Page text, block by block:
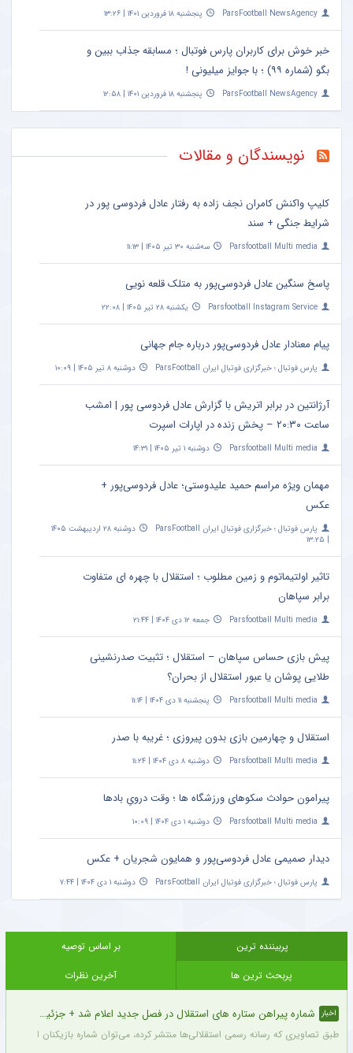
ParsFootball NewsAgency پنجشنبه ۱۸ فروردین ۱۴۰۱ | ۱۳:۲۶
خبر خوش برای کاربران پارس فوتبال ؛ مسابقه جذاب ببین و
بگو (شماره ۹۹) ؛ با جوایز میلیونی !
ParsFootball NewsAgency پنجشنبه ۱۸ فروردین ۱۴۰۱ | ۱۲:۵۸
نویسندگان و مقالات
کلیپ واکنش کامران نجف زاده به رفتار عادل فردوسی پور در
شرایط جنگی + سند
Parsfootball Multi media سه‌شنبه ۳۰ تیر ۱۴۰۵ | ۱۱:۱۳
پاسخ سنگین عادل فردوسی‌پور به متلک قلعه نویی
Parsfootball Instagram Service یکشنبه ۲۸ تیر ۱۴۰۵ | ۲۲:۰۸
پیام معنادار عادل فردوسی‌پور درباره جام جهانی
پارس فوتبال ؛ خبرگزاری فوتبال ایران ParsFootball دوشنبه ۸ تیر ۱۴۰۵ | ۱۰:۰۹
آرژانتین در برابر اتریش با گزارش عادل فردوسی پور | امشب
ساعت ۲۰:۳۰ – پخش زنده در اپارات اسپرت
Parsfootball Multi media دوشنبه ۱ تیر ۱۴۰۵ | ۱۴:۳۱
مهمان ویژه مراسم حمید علیدوستی؛ عادل فردوسی‌پور +
عکس
پارس فوتبال ؛ خبرگزاری فوتبال ایران ParsFootball
دوشنبه ۲۸ اردیبهشت ۱۴۰۵
| ۱۳:۲۵
تاثیر اولتیماتوم و زمین مطلوب ؛ استقلال با چهره ای متفاوت
برابر سپاهان
Parsfootball Multi media جمعه ۱۲ دی ۱۴۰۴ | ۲۱:۴۴
پیش بازی حساس سپاهان – استقلال ؛ تثبیت صدرنشینی
طلایی پوشان یا عبور استقلال از بحران؟
Parsfootball Multi media پنجشنبه ۱۱ دی ۱۴۰۴ | ۱۱:۱۴
استقلال و چهارمین بازی بدون پیروزی ؛ غریبه با صدر
Parsfootball Multi media دوشنبه ۸ دی ۱۴۰۴ | ۱۱:۲۴
پیرامون حوادث سکوهای ورزشگاه ها ؛ وقت درویِ بادها
Parsfootball Multi media دوشنبه ۱ دی ۱۴۰۴ | ۱۰:۰۹
دیدار صمیمی عادل فردوسی‌پور و همایون شجریان + عکس
پارس فوتبال ؛ خبرگزاری فوتبال ایران ParsFootball دوشنبه ۱ دی ۱۴۰۴ | ۷:۴۴
پربیننده ترین
بر اساس توصیه
پربحث ترین ها
آخرین نظرات
اخبار شماره پیراهن ستاره های استقلال در فصل جدید اعلام شد + جزئیات
طبق تصاویری که رسانه رسمی استقلالی‌ها منتشر کرده، می‌توان شماره بازیکنان این